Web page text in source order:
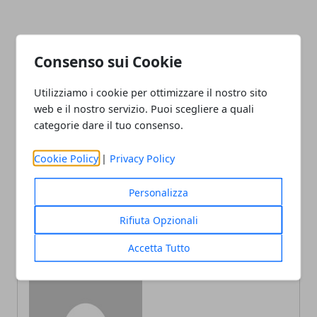
Consenso sui Cookie
Utilizziamo i cookie per ottimizzare il nostro sito
web e il nostro servizio. Puoi scegliere a quali
categorie dare il tuo consenso.
Cookie Policy | Privacy Policy
Personalizza
Rifiuta Opzionali
Accetta Tutto
Articolo Precedente
Buon lunedì | 29 gennaio
gratis per il tuo
Luca Barbareschi chi è:
età, vita privata, carriera,
politica